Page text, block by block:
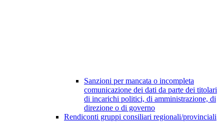
Sanzioni per mancata o incompleta
comunicazione dei dati da parte dei titolari
di incarichi politici, di amministrazione, di
direzione o di governo
Rendiconti gruppi consiliari regionali/provinciali